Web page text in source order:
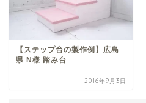
【ステップ台の製作例】広島
県 N様 踏み台
2016年9月3日